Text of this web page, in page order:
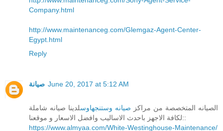
Company.html
http://www.maintenanceg.com/Glemgaz-Agent-Center-
Egypt.html
Reply
صيانة June 20, 2017 at 5:12 AM
الصيانه المتخصصة من مراكز صيانه وستنجهاوسلدينا صيانه شاملة
لكافة الاجهز باحدث الاساليب وافضل الاسعار و موقعنا::
https://www.almyaa.com/White-Westinghouse-Maintenance/